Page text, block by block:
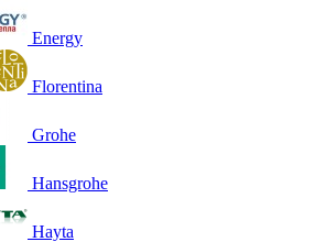
Energy
Florentina
Grohe
Hansgrohe
Hayta